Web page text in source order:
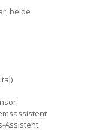
beide
Assistent